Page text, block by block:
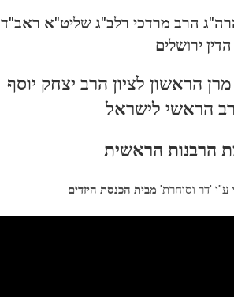
הרה"ג הרב מרדכי רלב"ג שליט"א ראב"ד
ירושלים
של מרן הראשון לציון הרב יצחק יוסף
הראשי לישראל
הרבנות הראשית
ע"י 'דר וסוחרת' מבית הכנסת היזדים